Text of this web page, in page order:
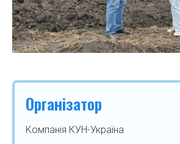
Організатор
Компанія КУН-Україна